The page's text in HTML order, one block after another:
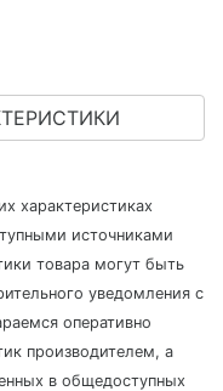
характеристиках
источниками
товара могут быть
уведомления с
оперативно
производителем, а
в общедоступных